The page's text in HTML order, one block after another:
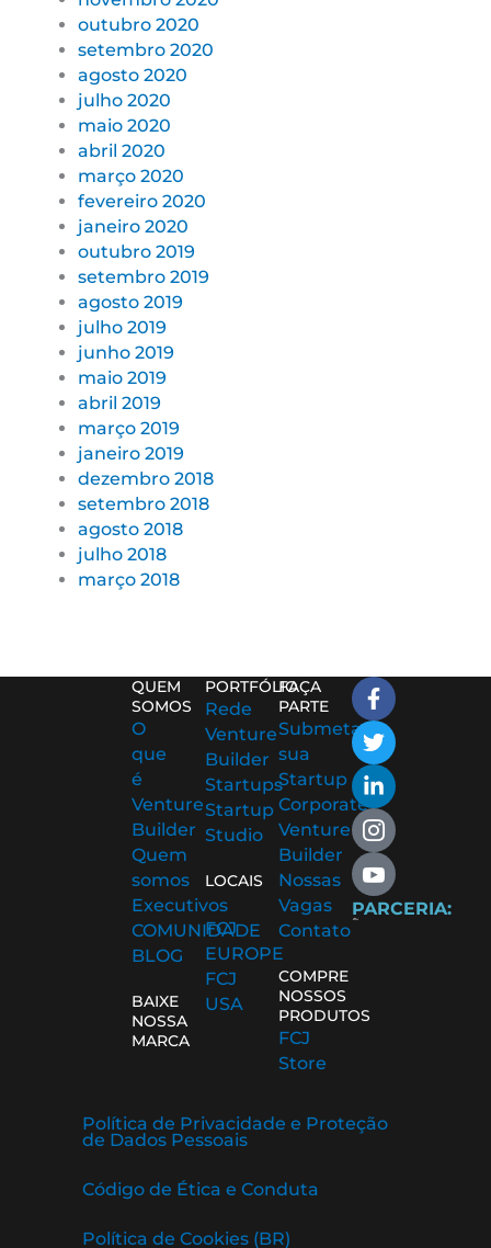
outubro 2020
setembro 2020
agosto 2020
julho 2020
maio 2020
abril 2020
março 2020
fevereiro 2020
janeiro 2020
outubro 2019
setembro 2019
agosto 2019
julho 2019
junho 2019
maio 2019
abril 2019
março 2019
janeiro 2019
dezembro 2018
setembro 2018
agosto 2018
julho 2018
março 2018
QUEM
SOMOS
O
que
é
Venture
Builder
Quem
somos
Executivos
COMUNIDADE
BLOG
BAIXE
NOSSA
MARCA
PORTFÓLIO
Rede
Venture
Builder
Startups
Startup
Studio
LOCAIS
FCJ
EUROPE
FCJ
USA
FAÇA
PARTE
Submeta
sua
Startup
Corporate
Venture
Builder
Nossas
Vagas
Contato
COMPRE
NOSSOS
PRODUTOS
FCJ
Store
F
a
c
e
b
o
o
k
-
f
T
w
i
t
t
e
r
L
i
n
k
e
d
i
n
-
i
n
I
c
o
n
-
i
n
s
t
a
g
I
c
o
n
-
y
o
u
t
u
b
PARCERIA:
Política de Privacidade e Proteção
de Dados Pessoais
Código de Ética e Conduta
Política de Cookies (BR)